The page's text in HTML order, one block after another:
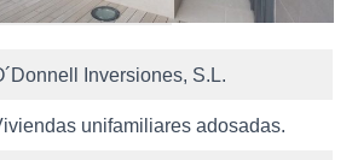
Inversiones, S.L.
unifamiliares adosadas.